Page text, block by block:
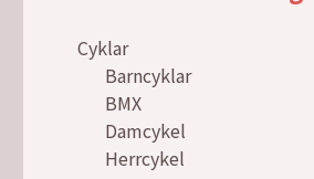
Cyklar
Barncyklar
BMX
Damcykel
Herrcykel